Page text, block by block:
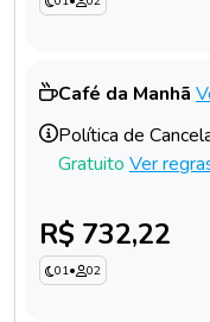
Café da Manhã
Política de
Gratuito Ver
R$ 732,22
01• 02